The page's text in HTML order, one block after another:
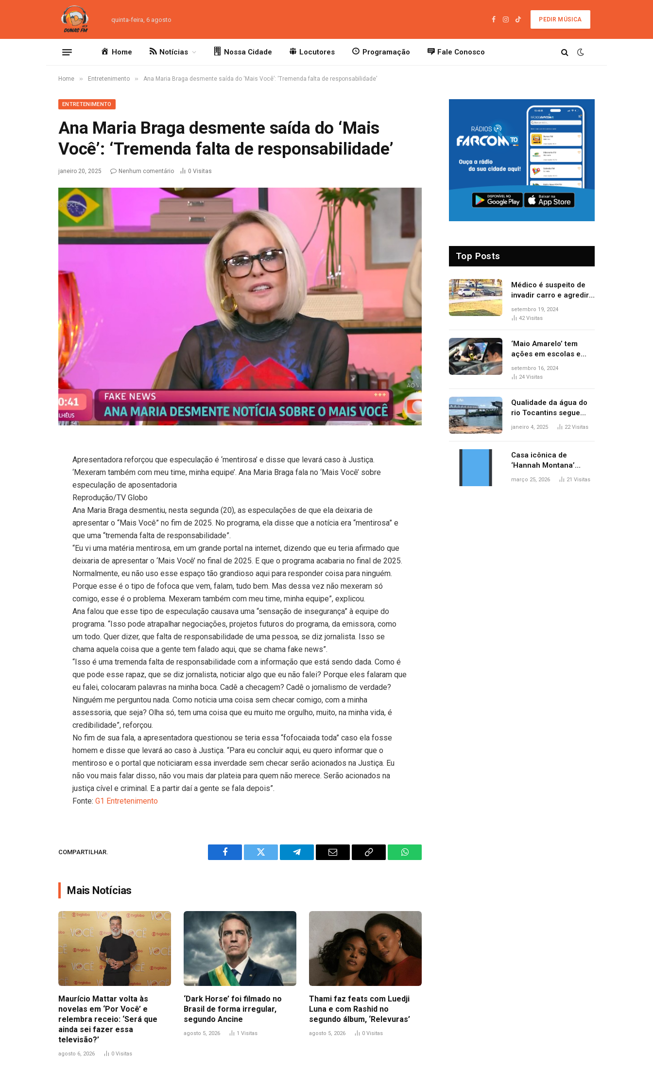
quinta-feira, 6 agosto
Facebook
Instagram
TikTok
PEDIR MÚSICA
Home Notícias Nossa Cidade Locutores Programação Fale Conosco
Home » Entretenimento » Ana Maria Braga desmente saída do ‘Mais Você’: ‘Tremenda falta de responsabilidade’
ENTRETENIMENTO
Ana Maria Braga desmente saída do ‘Mais
Você’: ‘Tremenda falta de responsabilidade’
janeiro 20, 2025 Nenhum comentário 0 Visitas
Apresentadora reforçou que especulação é ‘mentirosa’ e disse que levará caso à Justiça.
‘Mexeram também com meu time, minha equipe’. Ana Maria Braga fala no ‘Mais Você’ sobre
especulação de aposentadoria
Reprodução/TV Globo
Ana Maria Braga desmentiu, nesta segunda (20), as especulações de que ela deixaria de
apresentar o “Mais Você” no fim de 2025. No programa, ela disse que a notícia era “mentirosa” e
que uma “tremenda falta de responsabilidade”.
“Eu vi uma matéria mentirosa, em um grande portal na internet, dizendo que eu teria afirmado que
deixaria de apresentar o ‘Mais Você’ no final de 2025. E que o programa acabaria no final de 2025.
Normalmente, eu não uso esse espaço tão grandioso aqui para responder coisa para ninguém.
Porque esse é o tipo de fofoca que vem, falam, tudo bem. Mas dessa vez não mexeram só
comigo, esse é o problema. Mexeram também com meu time, minha equipe”, explicou.
Ana falou que esse tipo de especulação causava uma “sensação de insegurança” à equipe do
programa. “Isso pode atrapalhar negociações, projetos futuros do programa, da emissora, como
um todo. Quer dizer, que falta de responsabilidade de uma pessoa, se diz jornalista. Isso se
chama aquela coisa que a gente tem falado aqui, que se chama fake news”.
“Isso é uma tremenda falta de responsabilidade com a informação que está sendo dada. Como é
que pode esse rapaz, que se diz jornalista, noticiar algo que eu não falei? Porque eles falaram que
eu falei, colocaram palavras na minha boca. Cadê a checagem? Cadê o jornalismo de verdade?
Ninguém me perguntou nada. Como noticia uma coisa sem checar comigo, com a minha
assessoria, que seja? Olha só, tem uma coisa que eu muito me orgulho, muito, na minha vida, é
credibilidade”, reforçou.
No fim de sua fala, a apresentadora questionou se teria essa “fofocaiada toda” caso ela fosse
homem e disse que levará ao caso à Justiça. “Para eu concluir aqui, eu quero informar que o
mentiroso e o portal que noticiaram essa inverdade sem checar serão acionados na Justiça. Eu
não vou mais falar disso, não vou mais dar plateia para quem não merece. Serão acionados na
justiça cível e criminal. E a partir daí a gente se fala depois”.
Fonte:G1 Entretenimento
COMPARTILHAR.
Facebook Twitter Telegram Email
Copy
WhatsApp
Mais Notícias
Maurício Mattar volta às
novelas em ‘Por Você’ e
relembra receio: ‘Será que
ainda sei fazer essa
televisão?’
agosto 6, 2026 0 Visitas
‘Dark Horse’ foi filmado no
Brasil de forma irregular,
segundo Ancine
agosto 5, 2026 1 Visitas
Thami faz feats com Luedji
Luna e com Rashid no
segundo álbum, ‘Relevuras’
agosto 5, 2026 0 Visitas
Top Posts
Médico é suspeito de
invadir carro e agredir
delegado aposentado
durante confusão no
setembro 19, 2024
42Visitas
‘Maio Amarelo’ tem
ações em escolas e
ruas para prevenir
acidentes no trânsito
setembro 16, 2024
24 Visitas
Qualidade da água do
rio Tocantins segue
sem indicar alterações
afirma ANA
janeiro 4, 2025 22Visitas
Casa icônica de
‘Hannah Montana’
poderá ser alugada por
março 25, 2026 21 Visitas